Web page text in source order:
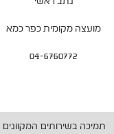
מועצה מקומית כפר כמא
04-6760772
תמיכה בשירותים המקוונים